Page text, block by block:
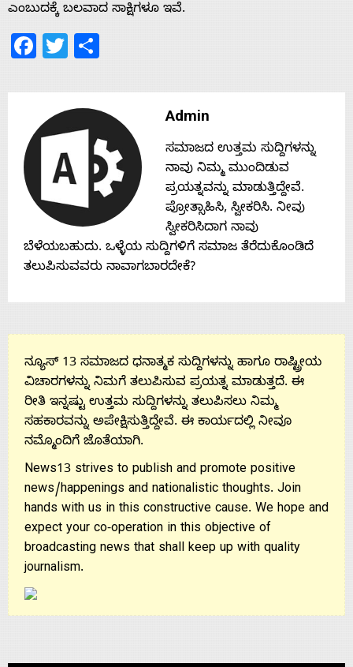
Contact
Us
ಎಂಬುದಕ್ಕೆ ಬಲವಾದ ಸಾಕ್ಷಿಗಳೂ ಇವೆ.
Facebook
Twitter
Admin
ಸಮಾಜದ ಉತ್ತಮ ಸುದ್ದಿಗಳನ್ನು
ನಾವು ನಿಮ್ಮ ಮುಂದಿಡುವ
ಪ್ರಯತ್ನವನ್ನು ಮಾಡುತ್ತಿದ್ದೇವೆ.
ಪ್ರೋತ್ಸಾಹಿಸಿ, ಸ್ವೀಕರಿಸಿ. ನೀವು
ಸ್ವೀಕರಿಸಿದಾಗ ನಾವು
ಬೆಳೆಯಬಹುದು. ಒಳ್ಳೆಯ ಸುದ್ದಿಗಳಿಗೆ ಸಮಾಜ ತೆರೆದುಕೊಂಡಿದೆ
ತಲುಪಿಸುವವರು ನಾವಾಗಬಾರದೇಕೆ?
ನ್ಯೂಸ್ 13 ಸಮಾಜದ ಧನಾತ್ಮಕ ಸುದ್ದಿಗಳನ್ನು ಹಾಗೂ ರಾಷ್ಟ್ರೀಯ
ವಿಚಾರಗಳನ್ನು ನಿಮಗೆ ತಲುಪಿಸುವ ಪ್ರಯತ್ನ ಮಾಡುತ್ತದೆ. ಈ
ರೀತಿ ಇನ್ನಷ್ಟು ಉತ್ತಮ ಸುದ್ದಿಗಳನ್ನು ತಲುಪಿಸಲು ನಿಮ್ಮ
ಸಹಕಾರವನ್ನು ಅಪೇಕ್ಷಿಸುತ್ತಿದ್ದೇವೆ. ಈ ಕಾರ್ಯದಲ್ಲಿ ನೀವೂ
ನಮ್ಮೊಂದಿಗೆ ಜೊತೆಯಾಗಿ.
News13 strives to publish and promote positive
news/happenings and nationalistic thoughts. Join
hands with us in this constructive cause. We hope and
expect your co-operation in this objective of
broadcasting news that shall keep up with quality
journalism.